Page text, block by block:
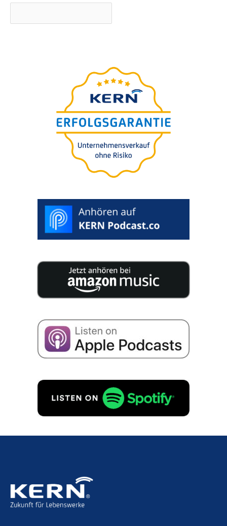
Vállala­ti érték­bec­s­lés 5
perc alatt
ingyene­sen.100% bizal­mas. Az
értékelés tartalmazza.
START RATING